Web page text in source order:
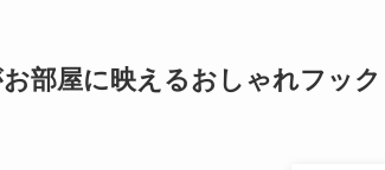
部屋に映えるおしゃれフック